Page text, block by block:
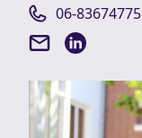
06-83674775